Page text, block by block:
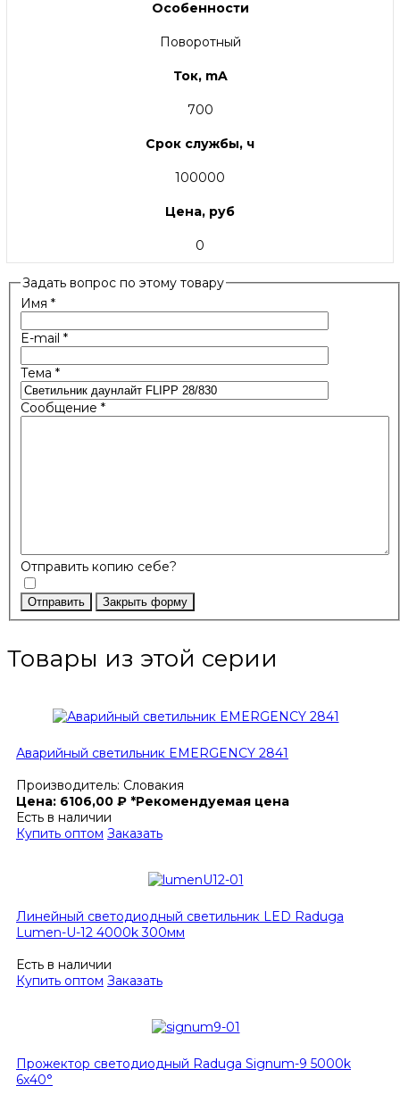
Особенности
Поворотный
Ток, mA
700
Срок службы, ч
100000
Цена, руб
0
Задать вопрос по этому товару
Имя *
E-mail *
Тема *
Сообщение *
Отправить копию себе?
Отправить Закрыть форму
Товары из этой серии
Аварийный светильник EMERGENCY 2841
Производитель: Словакия
Цена: 6106,00 ₽ *Рекомендуемая цена
Есть в наличии
Купить оптом Заказать
Линейный светодиодный светильник LED Raduga
Lumen-U-12 4000k 300мм
Есть в наличии
Купить оптом Заказать
Прожектор светодиодный Raduga Signum-9 5000k
6x40°